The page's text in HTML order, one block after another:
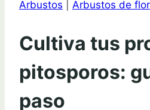
Arbustos
Arbustos de flor
Cultiva tus
pitosporos:
paso